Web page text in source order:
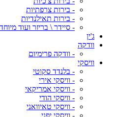
- בירות צרפתיות
- בירות תאילנדיות
- סיידר \ בריזר ועוד
ג'ין
וודקה
- וודקה פרימיום
וויסקי
- בלנדד סקוטי
- וויסקי אירי
- וויסקי אמריקאי
- וויסקי הודי
- וויסקי טאיוואני
- וויסקי יפני